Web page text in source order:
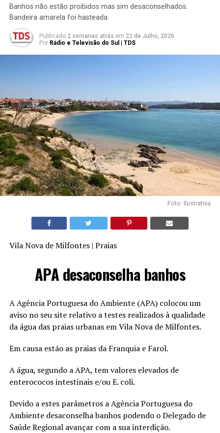
Banhos não estão proibidos mas sim desaconselhados.
Bandeira amarela foi hasteada.
Publicado 2 semanas atrás em 22 de Julho, 2026
Por Rádio e Televisão do Sul | TDS
Foto: Ilustrativa
Vila Nova de Milfontes | Praias
APA desaconselha banhos
A Agência Portuguesa do Ambiente (APA) colocou um
aviso no seu site relativo a testes realizados à qualidade
da água das praias urbanas em Vila Nova de Milfontes.
Em causa estão as praias da Franquia e Farol.
A água, segundo a APA, tem valores elevados de
enterococos intestinais e/ou E. coli.
Devido a estes parâmetros a Agência Portuguesa do
Ambiente desaconselha banhos podendo o Delegado de
Saúde Regional avançar com a sua interdição.